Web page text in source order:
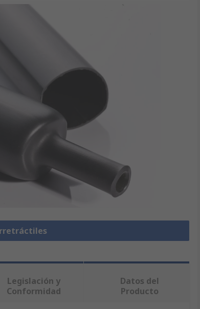
Legislación y
Conformidad
Datos del
Producto